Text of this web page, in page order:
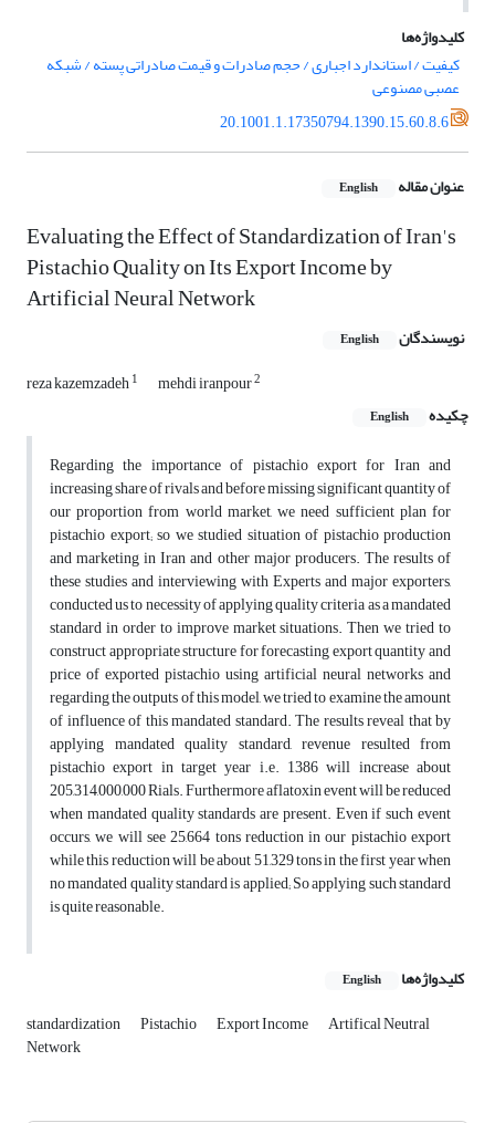
کلیدواژه‌ها
کیفیت / استاندارد اجباری / حجم صادرات و قیمت صادراتی پسته / شبکه
عصبی مصنوعی
20.1001.1.17350794.1390.15.60.8.6
عنوان مقاله English
Evaluating the Effect of Standardization of Iran's
Pistachio Quality on Its Export Income by
Artificial Neural Network
نویسندگان English
reza kazemzadeh1 mehdi iranpour2
چکیده English
Regarding the importance of pistachio export for Iran and
increasing share of rivals and before missing significant quantity of
our proportion from world market, we need sufficient plan for
pistachio export; so we studied situation of pistachio production
and marketing in Iran and other major producers. The results of
these studies and interviewing with Experts and major exporters,
conducted us to necessity of applying quality criteria as a mandated
standard in order to improve market situations. Then we tried to
construct appropriate structure for forecasting export quantity and
price of exported pistachio using artificial neural networks and
regarding the outputs of this model, we tried to examine the amount
of influence of this mandated standard. The results reveal that by
applying mandated quality standard, revenue resulted from
pistachio export in target year i.e. 1386 will increase about
205,314,000,000 Rials. Furthermore aflatoxin event will be reduced
when mandated quality standards are present. Even if such event
occurs, we will see 25,664 tons reduction in our pistachio export
while this reduction will be about 51,329 tons in the first year when
no mandated quality standard is applied; So applying such standard
is quite reasonable.
کلیدواژه‌ها English
standardization Pistachio Export Income Artifical Neutral
Network